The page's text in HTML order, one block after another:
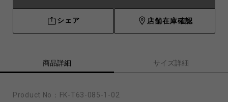
シェア 店舗在庫確認
商品詳細 サイズ詳細
Product No： FK-T63-085-1-02